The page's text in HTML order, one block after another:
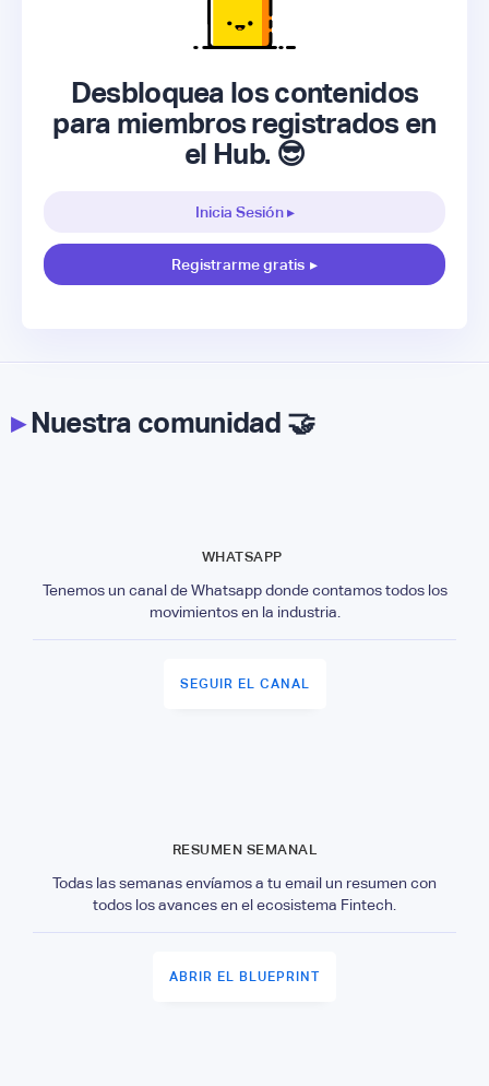
Desbloquea los contenidos
para miembros registrados en
el Hub. 😎
Inicia Sesión ▸
Registrarme gratis ▸
▸Nuestra comunidad 🤝
WHATSAPP
Tenemos un canal de Whatsapp donde contamos todos los
movimientos en la industria.
SEGUIR EL CANAL
RESUMEN SEMANAL
Todas las semanas envíamos a tu email un resumen con
todos los avances en el ecosistema Fintech.
ABRIR EL BLUEPRINT